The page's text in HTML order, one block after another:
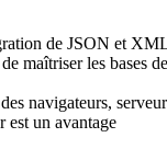
de JSON et
maîtriser les bases
navigateurs,
est un avantage